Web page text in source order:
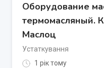
Оборудование
термомасляный.
Маслоц
Устаткування
1 рік тому